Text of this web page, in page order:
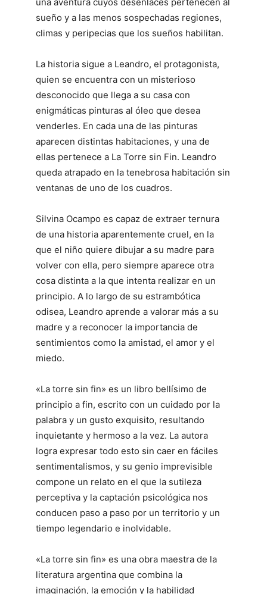
sueño y a las menos sospechadas regiones,
climas y peripecias que los sueños habilitan.
La historia sigue a Leandro, el protagonista,
quien se encuentra con un misterioso
desconocido que llega a su casa con
enigmáticas pinturas al óleo que desea
venderles. En cada una de las pinturas
aparecen distintas habitaciones, y una de
ellas pertenece a La Torre sin Fin. Leandro
queda atrapado en la tenebrosa habitación sin
ventanas de uno de los cuadros.
Silvina Ocampo es capaz de extraer ternura
de una historia aparentemente cruel, en la
que el niño quiere dibujar a su madre para
volver con ella, pero siempre aparece otra
cosa distinta a la que intenta realizar en un
principio. A lo largo de su estrambótica
odisea, Leandro aprende a valorar más a su
madre y a reconocer la importancia de
sentimientos como la amistad, el amor y el
miedo.
«La torre sin fin» es un libro bellísimo de
principio a fin, escrito con un cuidado por la
palabra y un gusto exquisito, resultando
inquietante y hermoso a la vez. La autora
logra expresar todo esto sin caer en fáciles
sentimentalismos, y su genio imprevisible
compone un relato en el que la sutileza
perceptiva y la captación psicológica nos
conducen paso a paso por un territorio y un
tiempo legendario e inolvidable.
«La torre sin fin» es una obra maestra de la
literatura argentina que combina la
imaginación, la emoción y la habilidad